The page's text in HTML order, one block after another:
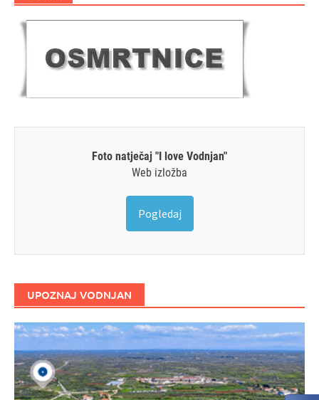
Foto natječaj "I love Vodnjan"
Web izložba
Pogledaj
UPOZNAJ VODNJAN